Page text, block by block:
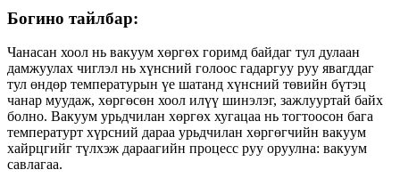
Богино тайлбар:
Чанасан хоол нь вакуум хөргөх горимд байдаг тул дулаан
дамжуулах чиглэл нь хүнсний голоос гадаргуу руу явагддаг
тул өндөр температурын үе шатанд хүнсний төвийн бүтэц
чанар муудаж, хөргөсөн хоол илүү шинэлэг, зажлууртай байх
болно. Вакуум урьдчилан хөргөх хугацаа нь тогтоосон бага
температурт хүрсний дараа урьдчилан хөргөгчийн вакуум
хайрцгийг түлхэж дараагийн процесс руу оруулна: вакуум
савлагаа.